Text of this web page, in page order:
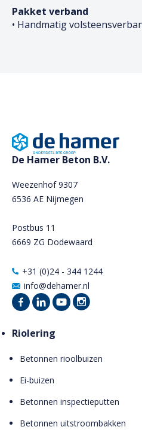
Pakket verband
• Handmatig
De Hamer Beton B.V.
Weezenhof 9307
6536 AE Nijmegen
Postbus 11
6669 ZG Dodewaard
+31 (0)24 - 344 1244
info@dehamer.nl
Riolering
Betonnen rioolbuizen
Ei-buizen
Betonnen inspectieputten
Betonnen uitstroombakken